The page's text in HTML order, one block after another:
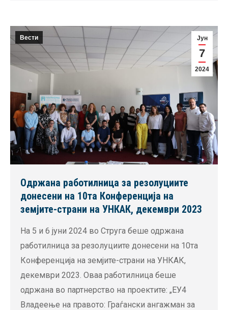
Јун
7
2024
Вести
Одржана работилница за резолуциите
донесени на 10та Конференција на
земјите-страни на УНКАК, декември 2023
На 5 и 6 јуни 2024 во Струга беше одржана
работилница за резолуциите донесени на 10та
Конференција на земјите-страни на УНКАК,
декември 2023. Оваа работилница беше
одржана во партнерство на проектите: „ЕУ4
Владеење на правото: Граѓански ангажман за